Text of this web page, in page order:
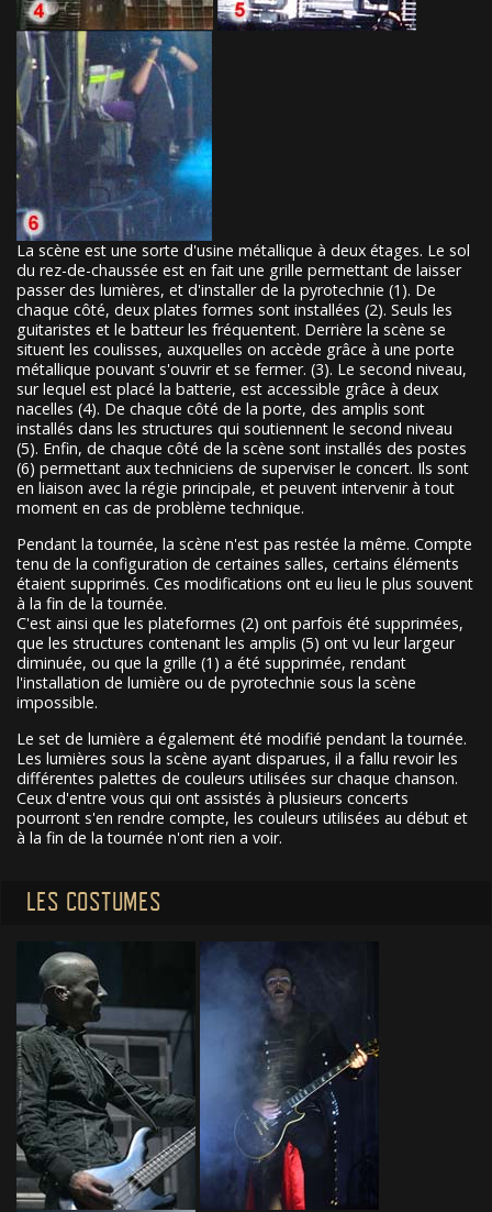
La scène est une sorte d'usine métallique à deux étages. Le sol
du rez-de-chaussée est en fait une grille permettant de laisser
passer des lumières, et d'installer de la pyrotechnie (1). De
chaque côté, deux plates formes sont installées (2). Seuls les
guitaristes et le batteur les fréquentent. Derrière la scène se
situent les coulisses, auxquelles on accède grâce à une porte
métallique pouvant s'ouvrir et se fermer. (3). Le second niveau,
sur lequel est placé la batterie, est accessible grâce à deux
nacelles (4). De chaque côté de la porte, des amplis sont
installés dans les structures qui soutiennent le second niveau
(5). Enfin, de chaque côté de la scène sont installés des postes
(6) permettant aux techniciens de superviser le concert. Ils sont
en liaison avec la régie principale, et peuvent intervenir à tout
moment en cas de problème technique.
Pendant la tournée, la scène n'est pas restée la même. Compte
tenu de la configuration de certaines salles, certains éléments
étaient supprimés. Ces modifications ont eu lieu le plus souvent
à la fin de la tournée.
C'est ainsi que les plateformes (2) ont parfois été supprimées,
que les structures contenant les amplis (5) ont vu leur largeur
diminuée, ou que la grille (1) a été supprimée, rendant
l'installation de lumière ou de pyrotechnie sous la scène
impossible.
Le set de lumière a également été modifié pendant la tournée.
Les lumières sous la scène ayant disparues, il a fallu revoir les
différentes palettes de couleurs utilisées sur chaque chanson.
Ceux d'entre vous qui ont assistés à plusieurs concerts
pourront s'en rendre compte, les couleurs utilisées au début et
à la fin de la tournée n'ont rien a voir.
LES COSTUMES